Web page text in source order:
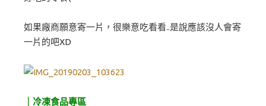
如果廠商願意寄一片，很樂意吃看看..是說應該沒人會寄
一片的吧XD
｜冷凍食品專區